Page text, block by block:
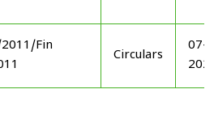
Fin
Circulars
07-